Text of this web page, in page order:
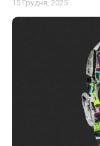
15 Грудня, 2025